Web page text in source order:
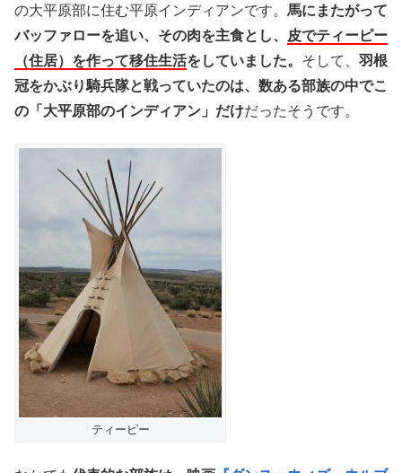
の大平原部に住む平原インディアンです。 馬にまたがって
バッファローを追い、その肉を主食とし、
皮でティーピー
（住居）を作って移住生活をしていました。 そして、 羽根
冠をかぶり騎兵隊と戦っていたのは、数ある部族の中でこ
の「大平原部のインディアン」だけだったそうです。
ティーピー